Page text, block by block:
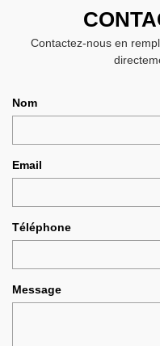
Contactez-nous en
Nom
Email
Téléphone
Message